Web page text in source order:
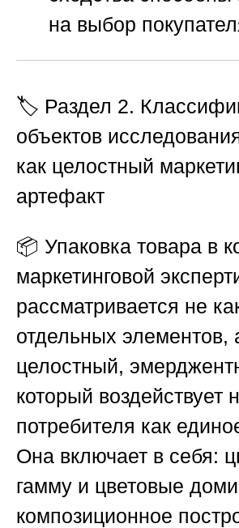
на выбор
🏷️ Раздел 2.
объектов
как целостный
артефакт
📦 Упаковка товара в
маркетинговой
рассматривается не
отдельных элементов,
целостный,
который воздействует
потребителя как
Она включает в себя:
гамму и цветовые
композиционное